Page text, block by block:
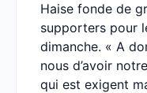
Haise fonde de
supporters pour
dimanche. « A
nous d’avoir
qui est exigent